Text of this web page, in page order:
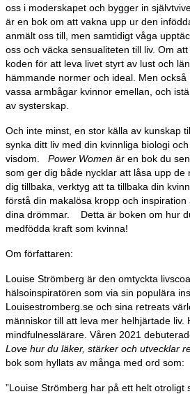
oss i moderskapet och bygger in
är en bok om att vakna upp ur den
anmält oss till, men samtidigt våga
oss och väcka sensualiteten till liv. Om
koden för att leva livet styrt av lust och
hämmande normer och ideal. Men också
vassa armbågar kvinnor emellan, och
av systerskap.
Och inte minst, en stor källa av kunskap
synka ditt liv med din kvinnliga biologi
visdom.
Power Women är en bok du
som ger dig både nycklar att låsa upp de
dig tillbaka, verktyg att ta tillbaka din
förstå din makalösa kropp och
dina drömmar. Detta är boken om hur
medfödda kraft som kvinna!
Om författaren:
Louise Strömberg är den omtyckta
hälsoinspiratören som via sin populära
Louisestromberg.se och sina retreats
människor till att leva mer helhjärtade liv.
mindfulnesslärare. Våren 2021
Love hur du läker, stärker och utvecklar
bok som hyllats av många med ord som:
”Louise Strömberg har på ett helt otroligt